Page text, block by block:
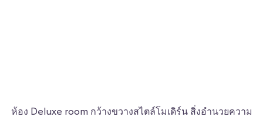
ห้อง Deluxe room กว้างขวางสไตล์โมเดิร์น สิ่งอำนวยความ